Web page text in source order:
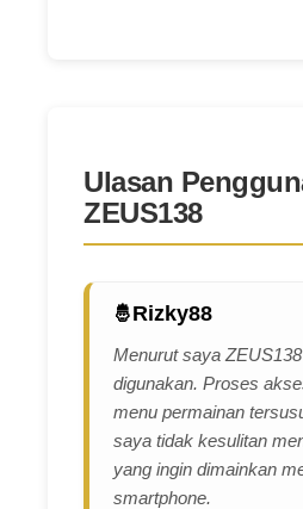
Ulasan
ZEUS138
Rizky88
Menurut saya
digunakan. Proses
menu permainan
saya tidak kesulitan
yang ingin dimainkan
smartphone.